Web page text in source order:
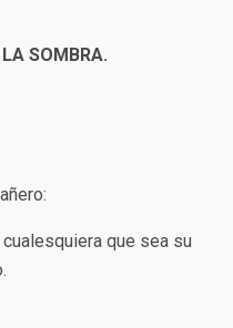
SOMBRA.
que sea su